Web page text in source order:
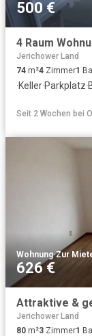
500 €
4 Raum
Jerichower Land
74 m²4 Zimmer1
·Keller·Parkplatz·
Seit 2 Wochen bei
Wohnung·Zur
626 €
Jerichower Land
80 m²3 Zimmer1